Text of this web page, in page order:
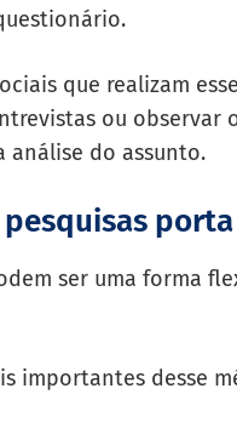
que realizam
ou observar
análise do assunto.
ser uma forma
importantes desse